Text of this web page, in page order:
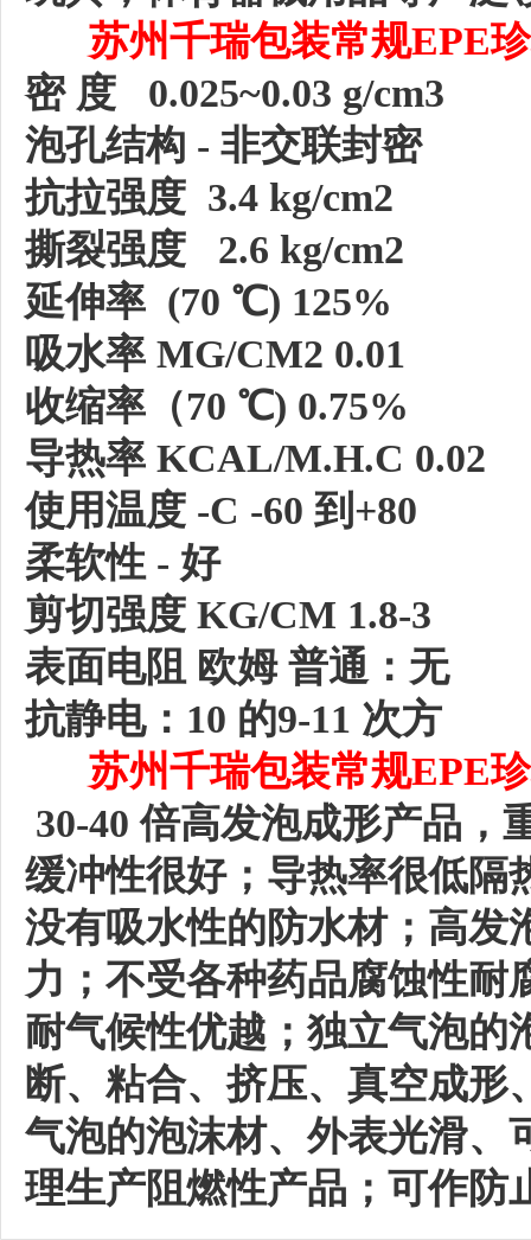
苏州千瑞包装常规EPE
密 度 0.025~0.03 g/cm3
泡孔结构 - 非交联封密
抗拉强度 3.4 kg/cm2
撕裂强度 2.6 kg/cm2
延伸率 (70 ℃) 125%
吸水率 MG/CM2 0.01
收缩率（70 ℃) 0.75%
导热率 KCAL/M.H.C 0.02
使用温度 -C -60 到+80
柔软性 - 好
剪切强度 KG/CM 1.8-3
表面电阻 欧姆 普通：无
抗静电： 10 的9-11 次方
苏州千瑞包装常规EPE
30-40 倍高发泡成形产品，
缓冲性很好；导热率很低隔
没有吸水性的防水材；高发
力；不受各种药品腐蚀性耐
耐气候性优越；独立气泡的
断、粘合、挤压、真空成
气泡的泡沫材、外表光滑、
理生产阻燃性产品；可作防